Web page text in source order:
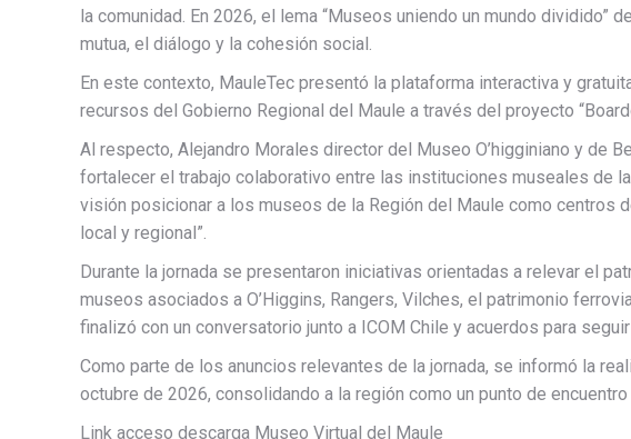
la comunidad. En 2026, el lema “Museos uniendo un mundo
mutua, el diálogo y la cohesión social.
En este contexto, MauleTec presentó la plataforma interactiva y
recursos del Gobierno Regional del Maule a través del proyecto
Al respecto, Alejandro Morales director del Museo O’higginiano y de
fortalecer el trabajo colaborativo entre las instituciones museales de
visión posicionar a los museos de la Región del Maule como centros
local y regional”.
Durante la jornada se presentaron iniciativas orientadas a relevar el
museos asociados a O’Higgins, Rangers, Vilches, el patrimonio
finalizó con un conversatorio junto a ICOM Chile y acuerdos para
Como parte de los anuncios relevantes de la jornada, se informó la
octubre de 2026, consolidando a la región como un punto de
Link acceso descarga Museo Virtual del Maule